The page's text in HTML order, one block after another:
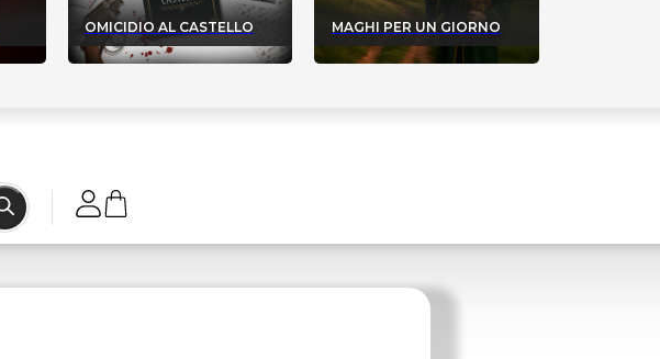
OMICIDIO AL CASTELLO MAGHI PER UN GIORNO